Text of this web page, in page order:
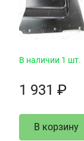
В наличии 1 шт.
1 931 ₽
В корзину